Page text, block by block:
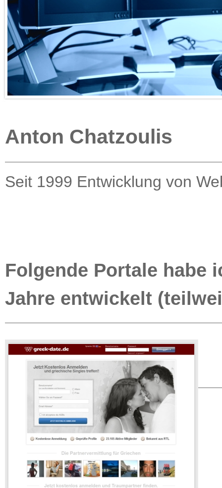
Anton Chatzoulis
Seit 1999 Entwicklung von
Folgende Portale habe
Jahre entwickelt